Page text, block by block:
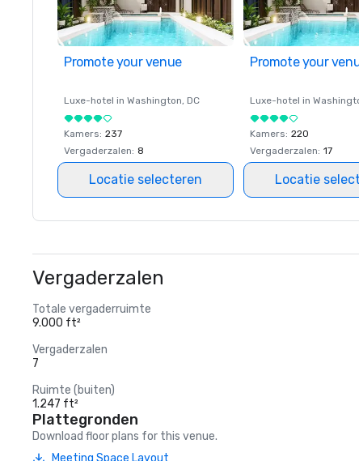
Promote your venue
Luxe-hotel in Washington, DC
Kamers: 237
Vergaderzalen: 8
Locatie selecteren
Promote your
Luxe-hotel in
Kamers: 220
Vergaderzalen: 17
Locatie
Vergaderzalen
Totale vergaderruimte
9.000 ft²
Vergaderzalen
7
Ruimte (buiten)
1.247 ft²
Plattegronden
Download floor plans for this venue.
Meeting Space Layout